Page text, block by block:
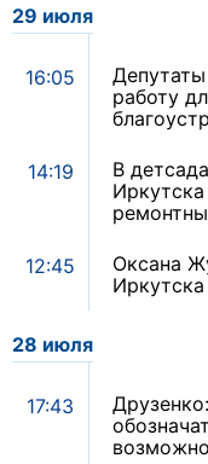
29 июля
16:05
работу
14:19
В
12:45
Оксана
28 июля
17:43